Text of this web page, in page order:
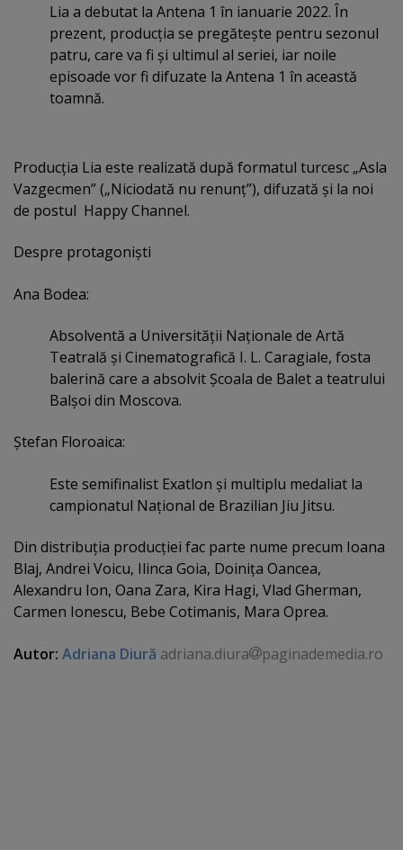
Lia a debutat la Antena 1 în ianuarie 2022. În
prezent, producţia se pregăteşte pentru sezonul
patru, care va fi şi ultimul al seriei, iar noile
episoade vor fi difuzate la Antena 1 în această
toamnă.
Producţia Lia este realizată după formatul turcesc „Asla
Vazgecmen” („Niciodată nu renunţ”), difuzată şi la noi
de postul Happy Channel.
Despre protagonişti
Ana Bodea:
Absolventă a Universităţii Naţionale de Artă
Teatrală şi Cinematografică I. L. Caragiale, fosta
balerină care a absolvit Şcoala de Balet a teatrului
Balşoi din Moscova.
Ştefan Floroaica:
Este semifinalist Exatlon şi multiplu medaliat la
campionatul Naţional de Brazilian Jiu Jitsu.
Din distribuţia producţiei fac parte nume precum Ioana
Blaj, Andrei Voicu, Ilinca Goia, Doiniţa Oancea,
Alexandru Ion, Oana Zara, Kira Hagi, Vlad Gherman,
Carmen Ionescu, Bebe Cotimanis, Mara Oprea.
Autor: Adriana Diură adriana.diura paginademedia.ro